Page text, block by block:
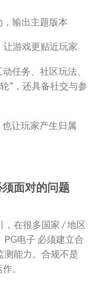
输出主题版本
游戏更贴近玩家
任务、社区玩法、
”，还具备社交与参
让玩家产生归属
面对的问题
，在很多国家 / 地区
电子 必须建立合
测能力。合规不是
。